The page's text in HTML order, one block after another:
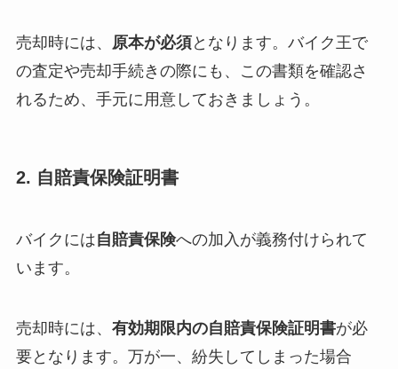
売却時には、 原本が必須となります。バイク王で
の査定や売却手続きの際にも、この書類を確認さ
れるため、手元に用意しておきましょう。
2. 自賠責保険証明書
バイクには自賠責保険への加入が義務付けられて
います。
売却時には、 有効期限内の自賠責保険証明書が必
要となります。万が一、紛失してしまった場合